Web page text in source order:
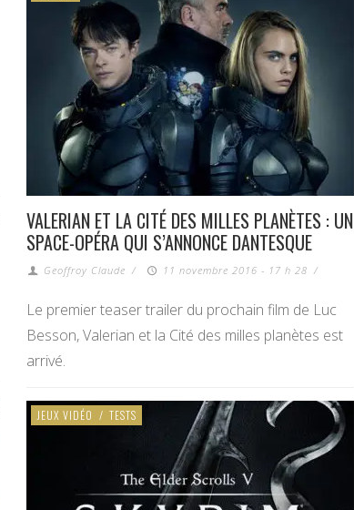
VALERIAN ET LA CITÉ DES MILLES PLANÈTES : UN
SPACE-OPÉRA QUI S’ANNONCE DANTESQUE
Geoffroy Claude / 11 novembre 2016 - 17 h 28 /
Le premier teaser trailer du prochain film de Luc
Besson, Valerian et la Cité des milles planètes est
arrivé.
JEUX VIDÉO / TESTS